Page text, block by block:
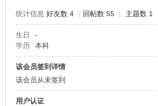
统计信息 好友数 4 | 回帖数 55 | 主题数 1
生日 -
学历
本科
该会员签到详情
该会员从未签到
用户认证